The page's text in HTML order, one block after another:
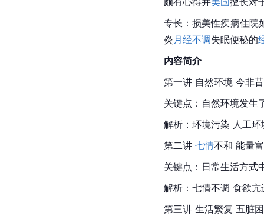
专长：损美性疾病住院
炎 月经不调失眠便秘的
内容简介
第一讲 自然环境 今非
关键点：自然环境发生
解析：环境污染 人工
第二讲 七情不和 能量
关键点：日常生活方式
解析：七情不调 食欲
第三讲 生活繁复 五脏